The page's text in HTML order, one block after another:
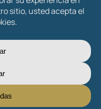
Actuarios Españoles.
Mytsan